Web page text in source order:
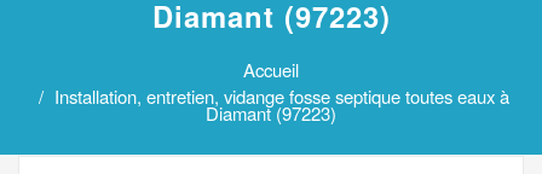
Diamant (97223)
Accueil
Installation, entretien, vidange fosse septique toutes eaux à
Diamant (97223)